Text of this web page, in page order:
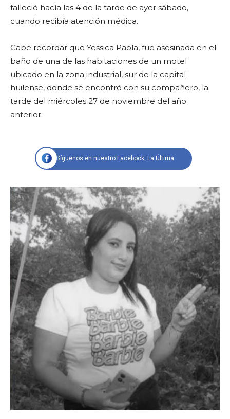
falleció hacía las 4 de la tarde de ayer sábado,
cuando recibía atención médica.
Cabe recordar que Yessica Paola, fue asesinada en el
baño de una de las habitaciones de un motel
ubicado en la zona industrial, sur de la capital
huilense, donde se encontró con su compañero, la
tarde del miércoles 27 de noviembre del año
anterior.
Síguenos en nuestro Facebook: La Última